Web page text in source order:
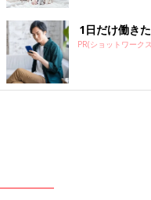
んよができた子を「すご
う1人の子には「おすわり
ことです。子どもたちはそ
それを認めることが大切で
同士で、お互いのいいと
1日だけ働き
PR(ショットワーク